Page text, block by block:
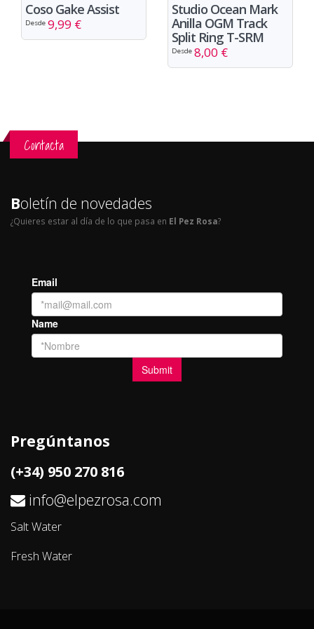
Coso Gake Assist
Desde 9,99 €
Studio Ocean Mark
Anilla OGM Track
Split Ring T-SRM
Desde 8,00 €
Contacta
Boletín de novedades
¿Quieres estar al día de lo que pasa en El Pez Rosa?
Pregúntanos
(+34) 950 270 816
info@elpezrosa.com
Salt Water
Fresh Water